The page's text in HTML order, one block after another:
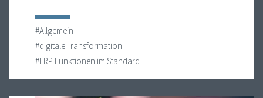
#Allgemein
#digitale Transformation
#ERP Funktionen im Standard